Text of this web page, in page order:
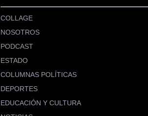
COLLAGE
NOSOTROS
PODCAST
ESTADO
COLUMNAS POLÍTICAS
DEPORTES
EDUCACIÓN Y CULTURA